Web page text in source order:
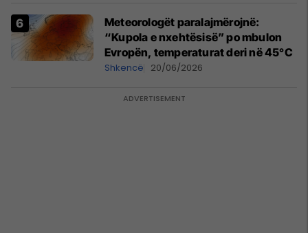
Meteorologët paralajmërojnë:
“Kupola e nxehtësisë” po mbulon
Evropën, temperaturat deri në 45°C
Shkencë 20/06/2026